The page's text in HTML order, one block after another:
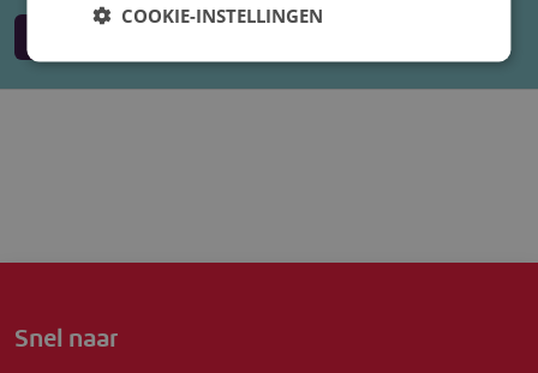
Maak een alert
Snel naar
COOKIE-INSTELLINGEN